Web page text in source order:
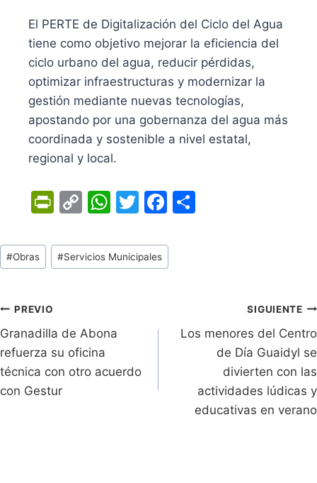
El PERTE de Digitalización del Ciclo del Agua
tiene como objetivo mejorar la eficiencia del
ciclo urbano del agua, reducir pérdidas,
optimizar infraestructuras y modernizar la
gestión mediante nuevas tecnologías,
apostando por una gobernanza del agua más
coordinada y sostenible a nivel estatal,
regional y local.
Pr
tF
ri
dl
y
C
p
y
k
W
at
s
p
T
itt
er
F
c
e
Tags
de
#Obras #Servicios Municipales
Navegación
de
entradas
PREVIO
Granadilla de Abona
refuerza su oficina
técnica con otro acuerdo
con Gestur
SIGUIENTE
Los menores del Centro
de Día Guaidyl se
divierten con las
actividades lúdicas y
educativas en verano